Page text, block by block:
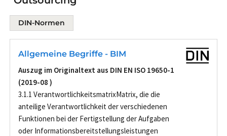
DIN-Normen
Allgemeine Begriffe - BIM
Auszug im Originaltext aus DIN EN ISO 19650-1
(2019-08 )
3.1.1 VerantwortlichkeitsmatrixMatrix, die die
anteilige Verantwortlichkeit der verschiedenen
Funktionen bei der Fertigstellung der Aufgaben
oder Informationsbereitstellungsleistungen